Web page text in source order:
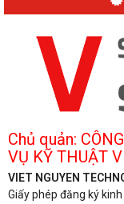
Chủ quản:
VỤ KỸ THUẬT
VIET NGUYEN
Giấy phép đăng ký